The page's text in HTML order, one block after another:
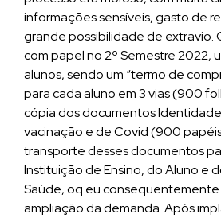
informações sensíveis, gasto de
grande possibilidade de extravio.
com papel no 2º Semestre 2022,
alunos, sendo um “termo de
para cada aluno em 3 vias (900
cópia dos documentos
vacinação e de Covid (900
transporte desses documentos
Instituição de Ensino, do Aluno e
Saúde, oq eu consequentemente
ampliação da demanda. Após